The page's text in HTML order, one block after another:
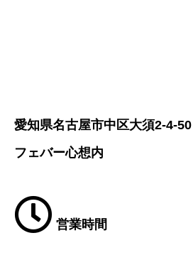
愛知県名古屋市中区大須2-4-
フェバー心想内
営業時間